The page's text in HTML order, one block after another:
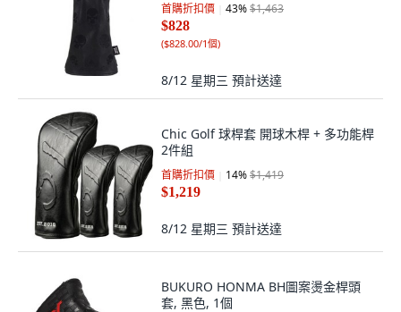
首購折扣價 43%$1,463
$828
($828.00/1個)
8/12 星期三 預計送達
Chic Golf 球桿套 開球木桿 + 多功能桿
2件組
首購折扣價 14%$1,419
$1,219
8/12 星期三 預計送達
BUKURO HONMA BH圖案燙金桿頭
套, 黑色, 1個